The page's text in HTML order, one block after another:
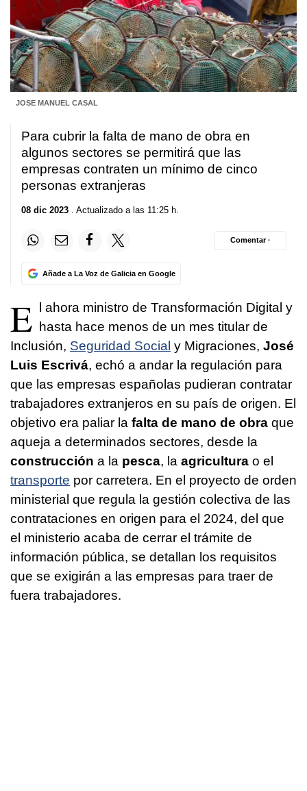
JOSE MANUEL CASAL
Para cubrir la falta de mano de obra en
algunos sectores se permitirá que las
empresas contraten un mínimo de cinco
personas extranjeras
08 dic 2023 . Actualizado a las 11:25 h.
Añade a La Voz de Galicia en Google
Comentar ·
E l ahora ministro de Transformación Digital y
hasta hace menos de un mes titular de
Inclusión, Seguridad Social y Migraciones, José
Luis Escrivá, echó a andar la regulación para
que las empresas españolas pudieran contratar
trabajadores extranjeros en su país de origen. El
objetivo era paliar la falta de mano de obra que
aqueja a determinados sectores, desde la
construcción a la pesca, la agricultura o el
transporte por carretera. En el proyecto de orden
ministerial que regula la gestión colectiva de las
contrataciones en origen para el 2024, del que
el ministerio acaba de cerrar el trámite de
información pública, se detallan los requisitos
que se exigirán a las empresas para traer de
fuera trabajadores.